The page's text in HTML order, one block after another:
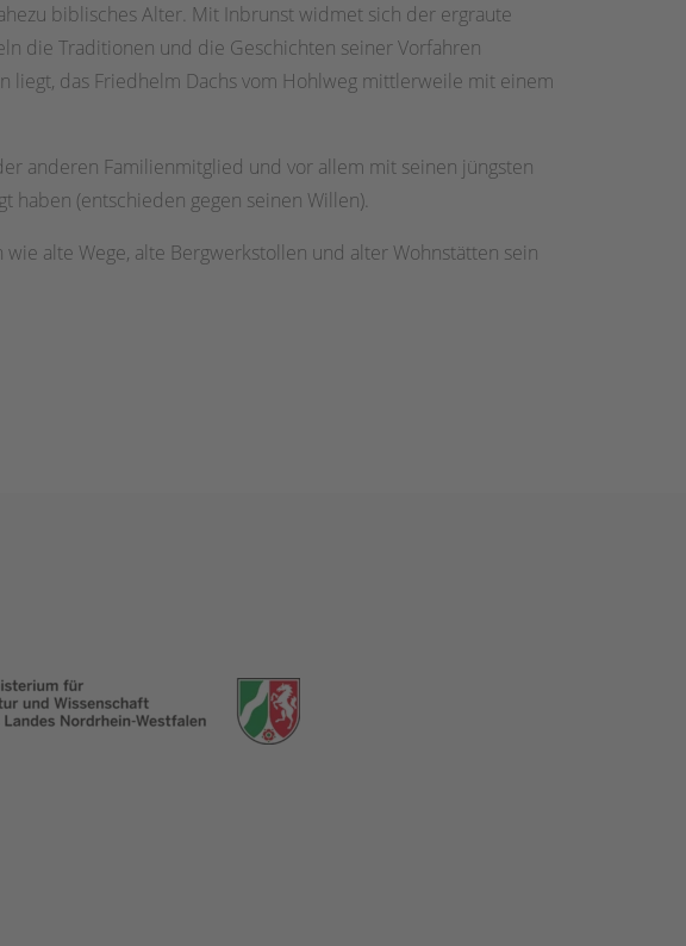
biblisches Alter. Mit Inbrunst widmet sich der ergraute
die Traditionen und die Geschichten seiner Vorfahren
liegt, das Friedhelm Dachs vom Hohlweg mittlerweile mit einem
anderen Familienmitglied und vor allem mit seinen jüngsten
haben (entschieden gegen seinen Willen).
alte Wege, alte Bergwerkstollen und alter Wohnstätten sein